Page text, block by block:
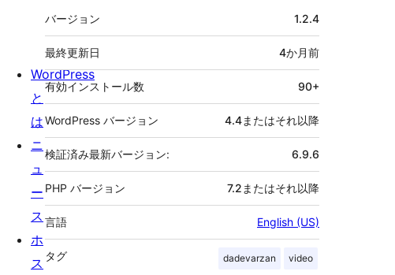
メ
タ
バージョン 1.2.4
最終更新日 4か月前
有効インストール数 90+
WordPress バージョン 4.4またはそれ以降
検証済み最新バージョン: 6.9.6
PHP バージョン 7.2またはそれ以降
言語 English (US)
タグ dadevarzan video
WordPress
と
は
ニ
ュ
ー
ス
ホ
ス